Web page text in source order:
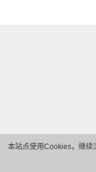
本站点使用Cookies，继续